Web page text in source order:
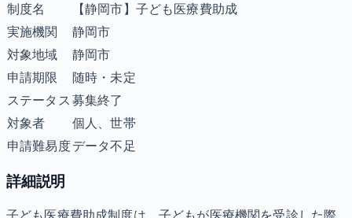
制度名
【静岡市】子ども医療費助成
実施機関
静岡市
対象地域
静岡市
申請期限
随時・未定
ステータス 募集終了
対象者
個人、世帯
申請難易度データ不足
詳細説明